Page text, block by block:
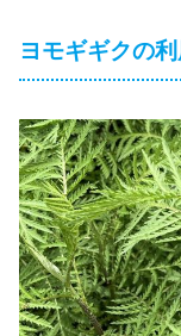
ヨモギギクの利